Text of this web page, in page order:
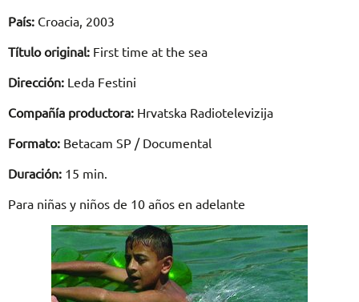
País: Croacia, 2003
Título original: First time at the sea
Dirección: Leda Festini
Compañía productora: Hrvatska Radiotelevizija
Formato: Betacam SP / Documental
Duración: 15 min.
Para niñas y niños de 10 años en adelante